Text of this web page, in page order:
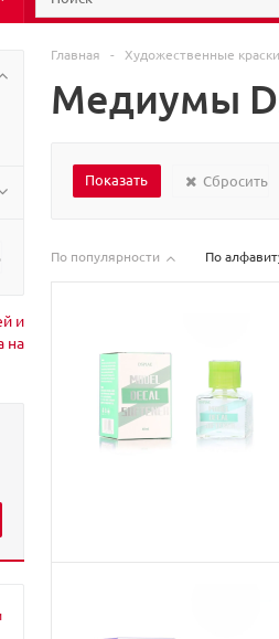
Главная - Художественные
Медиумы
Сбросить
По популярности По